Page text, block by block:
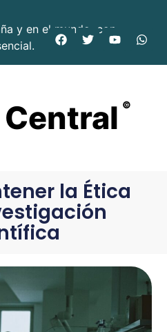
y en el mundo, con
©
la Ética